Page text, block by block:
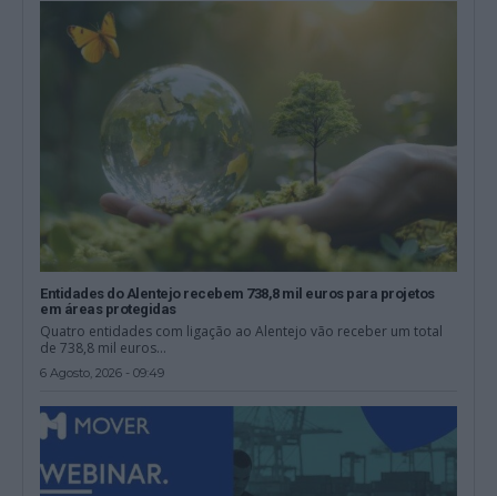
Entidades do Alentejo recebem 738,8 mil euros para projetos
em áreas protegidas
Quatro entidades com ligação ao Alentejo vão receber um total
de 738,8 mil euros...
6 Agosto, 2026 - 09:49